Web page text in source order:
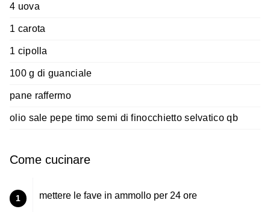
4 uova
1 carota
1 cipolla
100 g di guanciale
pane raffermo
olio sale pepe timo semi di finocchietto selvatico qb
Come cucinare
1 mettere le fave in ammollo per 24 ore